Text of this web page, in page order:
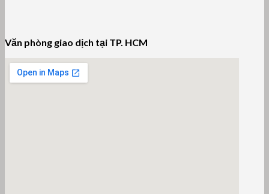
Văn phòng giao dịch tại TP. HCM